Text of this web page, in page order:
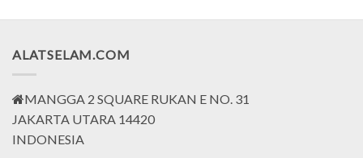
ALATSELAM.COM
MANGGA 2 SQUARE RUKAN E NO. 31
JAKARTA UTARA 14420
INDONESIA